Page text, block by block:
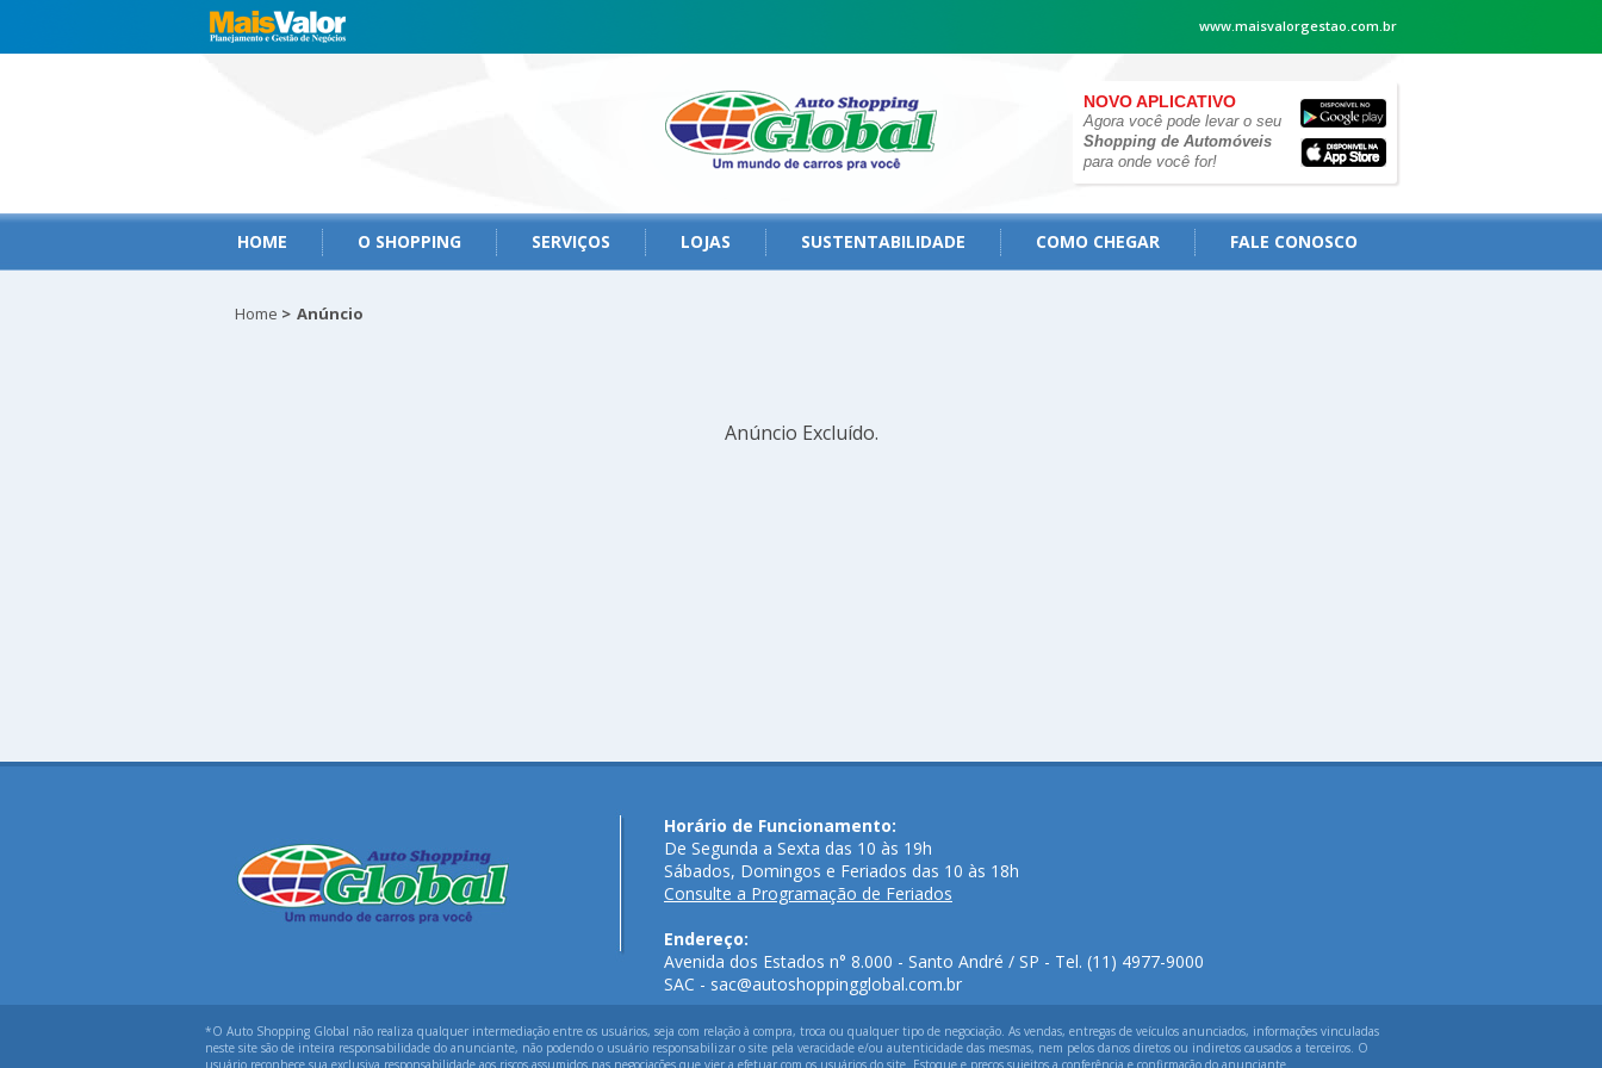
www.maisvalorgestao.com.br
NOVO APLICATIVO
Agora você pode levar o seu
Shopping de Automóveis
para onde você for!
HOME O SHOPPING SERVIÇOS LOJAS SUSTENTABILIDADE COMO CHEGAR FALE CONOSCO
Home > Anúncio
Anúncio Excluído.
Horário de Funcionamento:
De Segunda a Sexta das 10 às 19h
Sábados, Domingos e Feriados das 10 às 18h
Consulte a Programação de Feriados
Endereço:
Avenida dos Estados n° 8.000 - Santo André / SP - Tel. (11) 4977-9000
SAC - sac@autoshoppingglobal.com.br
*O Auto Shopping Global não realiza qualquer intermediação entre os usuários, seja com relação à compra, troca ou qualquer tipo de negociação. As vendas, entregas de veículos anunciados, informações vinculadas
neste site são de inteira responsabilidade do anunciante, não podendo o usuário responsabilizar o site pela veracidade e/ou autenticidade das mesmas, nem pelos danos diretos ou indiretos causados a terceiros. O
usuário reconhece sua exclusiva responsabilidade aos riscos assumidos nas negociações que vier a efetuar com os usuários do site. Estoque e preços sujeitos a conferência e confirmação do anunciante.